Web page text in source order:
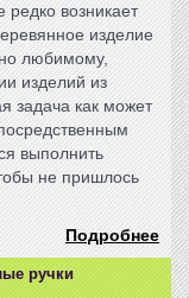
возникает
изделие
любимому,
изделий из
задача как может
выполнить
не пришлось
Подробнее
ручки